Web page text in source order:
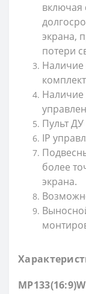
включая
экрана,
потери
Наличие
Наличие
Пульт
IP
более
экрана.